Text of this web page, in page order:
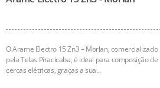
O Arame Electro 15 Zn3 – Morlan, comercializado
pela Telas Piracicaba, é ideal para composição de
cercas elétricas, graças a sua...